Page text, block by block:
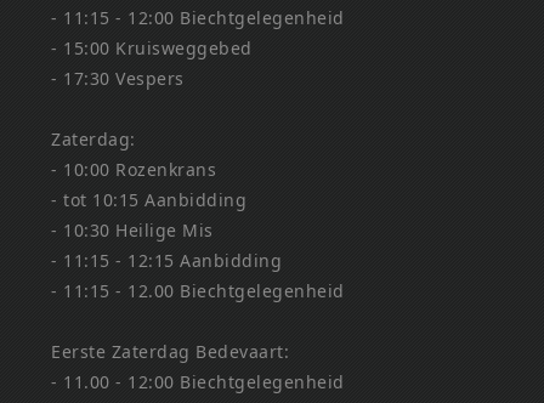
- 11:15 - 12:00 Biechtgelegenheid
- 15:00 Kruisweggebed
- 17:30 Vespers
Zaterdag:
- 10:00 Rozenkrans
- tot 10:15 Aanbidding
- 10:30 Heilige Mis
- 11:15 - 12:15 Aanbidding
- 11:15 - 12.00 Biechtgelegenheid
Eerste Zaterdag Bedevaart:
- 11.00 - 12:00 Biechtgelegenheid